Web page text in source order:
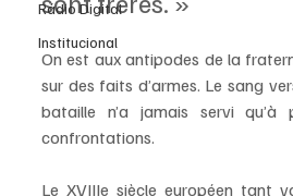
Rádio Digital
Institucional
On est aux antipodes de la
sur des faits d’armes. Le sang
bataille n’a jamais servi qu’à
confrontations.
Le XVIIIe siècle européen tant